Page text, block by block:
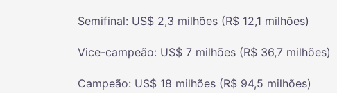
Semifinal: US$ 2,3 milhões (R$ 12,1 milhões)
Vice-campeão: US$ 7 milhões (R$ 36,7 milhões)
Campeão: US$ 18 milhões (R$ 94,5 milhões)